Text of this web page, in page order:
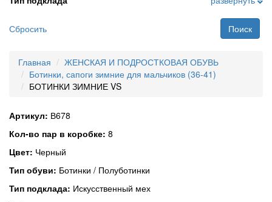
Сбросить Поиск
Главная
ЖЕНСКАЯ И ПОДРОСТКОВАЯ ОБУВЬ
Ботинки, сапоги зимние для мальчиков (36-41)
БОТИНКИ ЗИМНИЕ VS
Артикул: В678
Кол-во пар в коробке: 8
Цвет: Черный
Тип обуви: Ботинки / Полуботинки
Тип подклада: Искусственный мех